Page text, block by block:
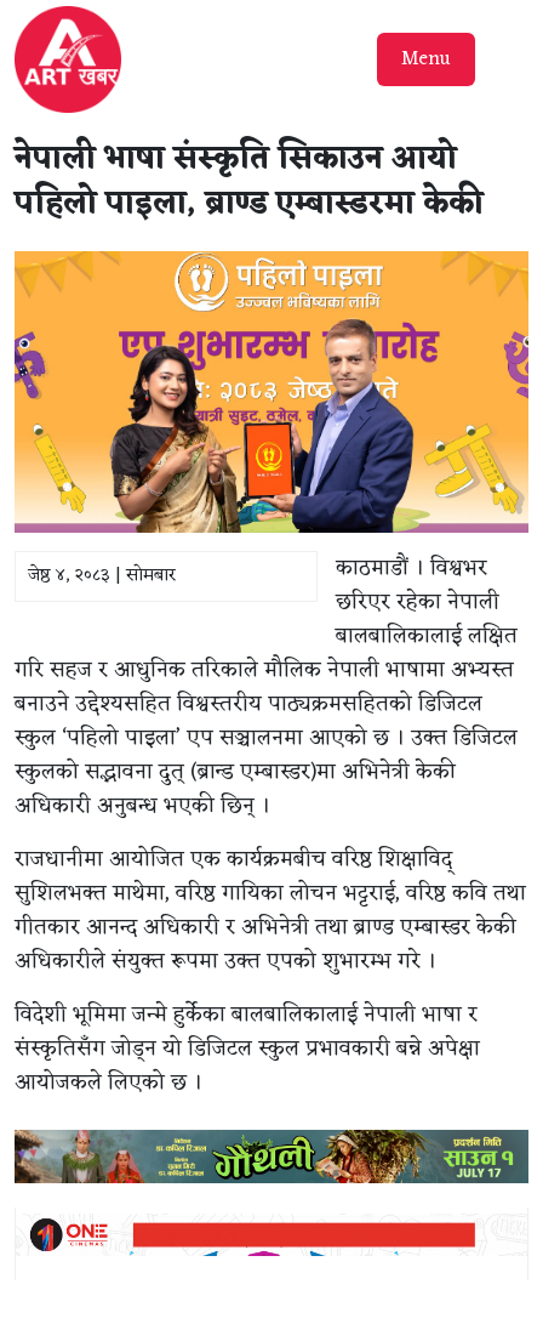
Menu
नेपाली भाषा संस्कृति सिकाउन आयो
पहिलो पाइला, ब्राण्ड एम्बास्डरमा केकी
जेष्ठ ४, २०८३ | सोमबार
काठमाडौं । विश्वभर
छरिएर रहेका नेपाली
बालबालिकालाई लक्षित
गरि सहज र आधुनिक तरिकाले मौलिक नेपाली भाषामा अभ्यस्त
बनाउने उद्देश्यसहित विश्वस्तरीय पाठ्यक्रमसहितको डिजिटल
स्कुल ‘पहिलो पाइला’ एप सञ्चालनमा आएको छ । उक्त डिजिटल
स्कुलको सद्भावना दुत् (ब्रान्ड एम्बास्डर)मा अभिनेत्री केकी
अधिकारी अनुबन्ध भएकी छिन् ।
राजधानीमा आयोजित एक कार्यक्रमबीच वरिष्ठ शिक्षाविद्
सुशिलभक्त माथेमा, वरिष्ठ गायिका लोचन भट्टराई, वरिष्ठ कवि तथा
गीतकार आनन्द अधिकारी र अभिनेत्री तथा ब्राण्ड एम्बास्डर केकी
अधिकारीले संयुक्त रूपमा उक्त एपको शुभारम्भ गरे ।
विदेशी भूमिमा जन्मे हुर्केका बालबालिकालाई नेपाली भाषा र
संस्कृतिसँग जोड्न यो डिजिटल स्कुल प्रभावकारी बन्ने अपेक्षा
आयोजकले लिएको छ ।